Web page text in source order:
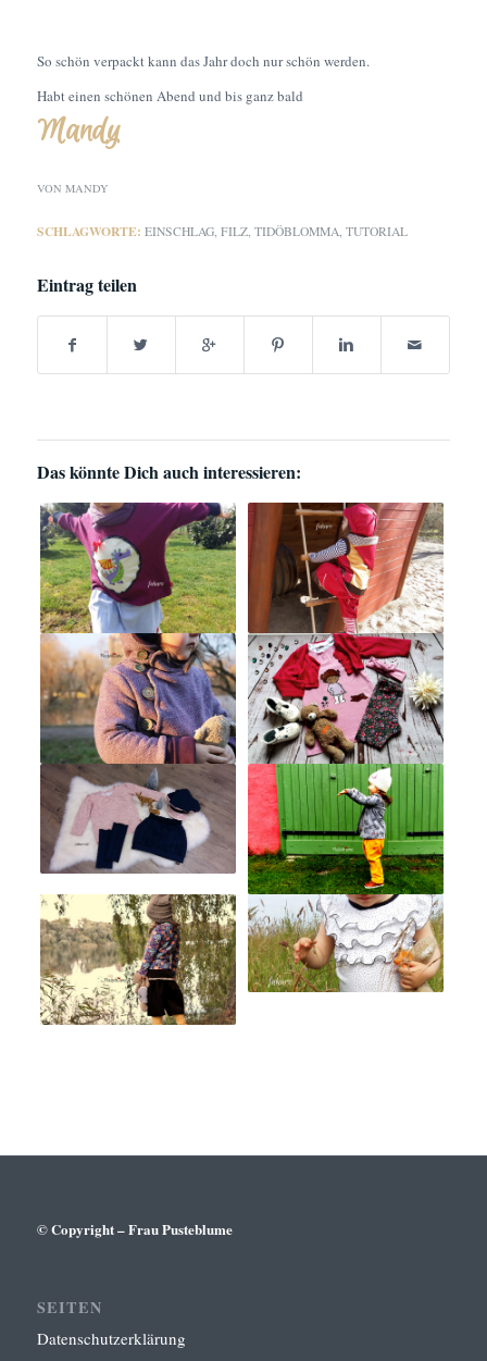
So schön verpackt kann das Jahr doch nur schön werden.
Habt einen schönen Abend und bis ganz bald
Mandy
VON MANDY
SCHLAGWORTE: EINSCHLAG, FILZ, TIDÖBLOMMA TUTORIAL
Eintrag teilen
Das könnte Dich auch interessieren:
© Copyright – Frau Pusteblume
SEITEN
Datenschutzerklärung